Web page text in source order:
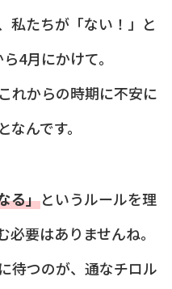
私たちが「ない！」と
4月にかけて。
れからの時期に不安に
んです。
る」というルールを理
要はありませんね。
待つのが、通なチロル